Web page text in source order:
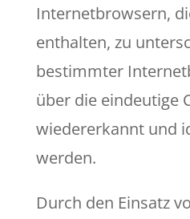
Internetbrowsern,
enthalten, zu
bestimmter
über die eindeutige
wiedererkannt und
werden.
Durch den Einsatz